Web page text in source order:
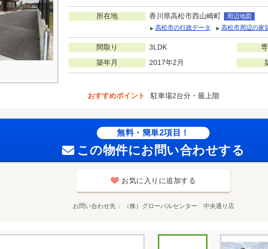
所在地 香川県高松市西山崎町
周辺地図
高松市の行政データ
高松市周辺の家
間取り 3LDK
築年月 2017年2月
おすすめポイント 駐車場2台分・最上階
無料・簡単2項目！
この物件にお問い合わせする
お気に入りに追加する
お問い合わせ先 （株）グローバルセンター 中央通り店